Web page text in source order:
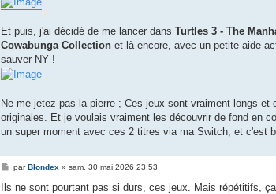
Et puis, j'ai décidé de me lancer dans Turtles 3 - The
Cowabunga Collection et là encore, avec un petite aide
sauver NY !
Ne me jetez pas la pierre ; Ces jeux sont vraiment longs et
originales. Et je voulais vraiment les découvrir de fond en
un super moment avec ces 2 titres via ma Switch, et c'est
M
s
parBlondex » sam. 30 mai 2026 23:53
Ils ne sont pourtant pas si durs, ces jeux. Mais répétitifs,